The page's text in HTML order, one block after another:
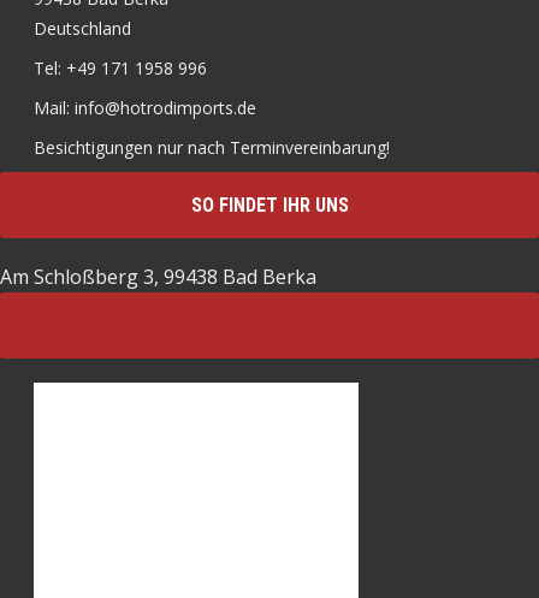
Deutschland
Tel: +49 171 1958 996
Mail: info@hotrodimports.de
Besichtigungen nur nach Terminvereinbarung!
SO FINDET IHR UNS
Am Schloßberg 3, 99438 Bad Berka